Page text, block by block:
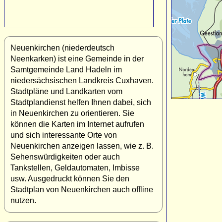
Neuenkirchen (niederdeutsch
Neenkarken) ist eine Gemeinde in der
Samtgemeinde Land Hadeln im
niedersächsischen Landkreis Cuxhaven.
Stadtpläne und Landkarten vom
Stadtplandienst helfen Ihnen dabei, sich
in Neuenkirchen zu orientieren. Sie
können die Karten im Internet aufrufen
und sich interessante Orte von
Neuenkirchen anzeigen lassen, wie z. B.
Sehenswürdigkeiten oder auch
Tankstellen, Geldautomaten, Imbisse
usw. Ausgedruckt können Sie den
Stadtplan von Neuenkirchen auch offline
nutzen.